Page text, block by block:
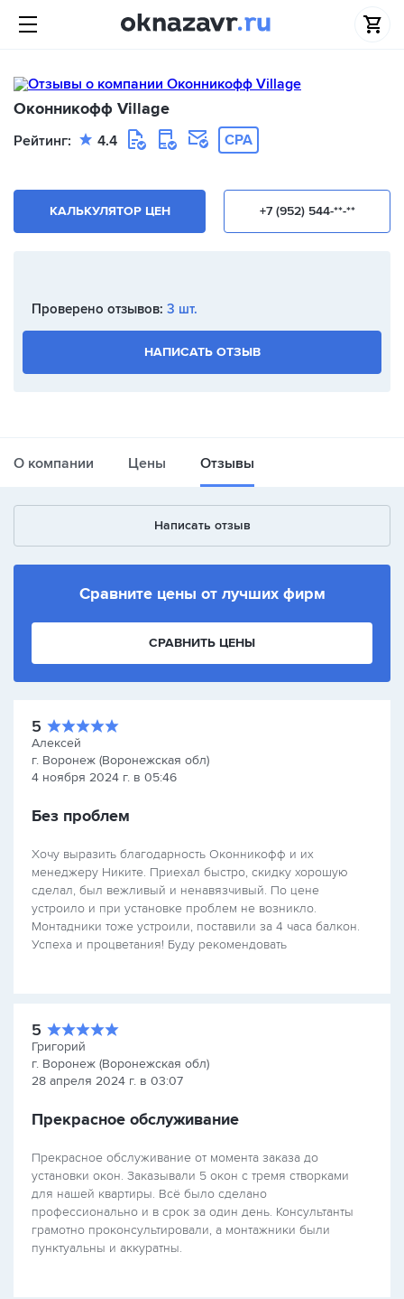
Оконникофф Village
Рейтинг: 4.4 CPA
+7 (952) 544-**-**
КАЛЬКУЛЯТОР ЦЕН
Проверено отзывов: 3 шт.
НАПИСАТЬ ОТЗЫВ
О компании Цены Отзывы
Написать отзыв
Сравните цены от лучших фирм
СРАВНИТЬ ЦЕНЫ
5
Алексей
г. Воронеж (Воронежская обл)
4 ноября 2024 г. в 05:46
Без проблем
Хочу выразить благодарность Оконникофф и их
менеджеру Никите. Приехал быстро, скидку хорошую
сделал, был вежливый и ненавязчивый. По цене
устроило и при установке проблем не возникло.
Монтадники тоже устроили, поставили за 4 часа балкон.
Успеха и процветания! Буду рекомендовать
5
Григорий
г. Воронеж (Воронежская обл)
28 апреля 2024 г. в 03:07
Прекрасное обслуживание
Прекрасное обслуживание от момента заказа до
установки окон. Заказывали 5 окон с тремя створками
для нашей квартиры. Всё было сделано
профессионально и в срок за один день. Консультанты
грамотно проконсультировали, а монтажники были
пунктуальны и аккуратны.